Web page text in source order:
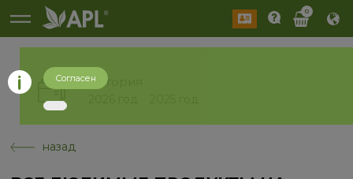
0
История
назад
Согласен